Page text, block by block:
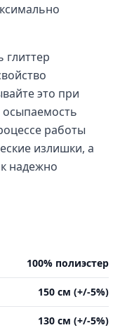
глиттер
это при
работы
излишки, а
надежно
100% полиэстер
150 см (+/-5%)
130 см (+/-5%)